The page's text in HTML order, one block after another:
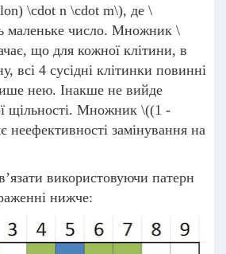
\cdot n \cdot m\), де \
маленьке число. Множник \
що для кожної клітини, в
всі 4 сусідні клітинки повинні
нею. Інакше не вийде
щільності. Множник \((1 -
неефективності замінування на
використовуючи патерн
нижче: